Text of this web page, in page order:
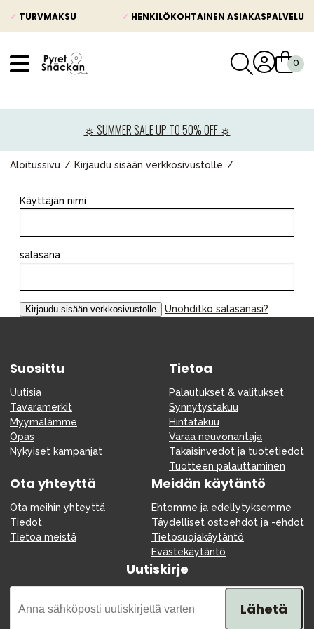
✓ TURVMAKSU ✓ HENKILÖKOHTAINEN ASIAKASPALVELU
☼ SUMMER SALE UP TO 50% OFF ☼
Aloitussivu Kirjaudu sisään verkkosivustolle
Käyttäjän nimi
salasana
Unohditko salasanasi?
Suosittu
Uutisia
Tavaramerkit
Myymälämme
Opas
Nykyiset kampanjat
Tietoa
Palautukset & valitukset
Synnytystakuu
Hintatakuu
Varaa neuvonantaja
Takaisinvedot ja tuotetiedot
Tuotteen palauttaminen
Ota yhteyttä
Ota meihin yhteyttä
Tiedot
Tietoa meistä
Meidän käytäntö
Ehtomme ja edellytyksemme
Täydelliset ostoehdot ja -ehdot
Tietosuojakäytäntö
Evästekäytäntö
Uutiskirje
Lähetä
Lastenvaunut
Lasten turvaistuimet
Lelut ja pelit
Äiti & Isä
Huonekalut & vuodevaatteet
Tarvikkeet
Kampanjat
Lahjavinkkejä
Suosikit
Tavaramerkit
Outlet
Opas
Ota meihin yhteyttä osoitteessa
Myymälämme